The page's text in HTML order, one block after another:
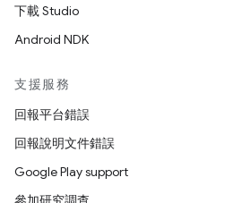
下載 Studio
Android NDK
支援服務
回報平台錯誤
回報說明文件錯誤
Google Play support